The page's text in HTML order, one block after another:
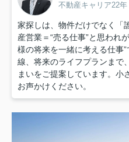
不動産キャリア22年
家探しは、物件だけでなく「
産営業＝“売る仕事”と思われ
様の将来を一緒に考える仕事
線、将来のライフプランまで
まいをご提案しています。小
お声かけください。